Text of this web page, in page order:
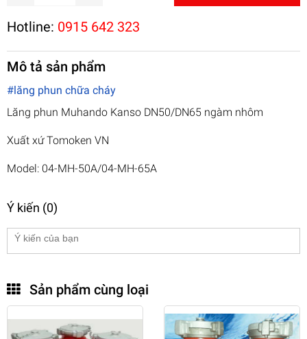
Hotline: 0915 642 323
Mô tả sản phẩm
#lăng phun chữa cháy
Lăng phun Muhando Kanso DN50/DN65 ngàm nhôm
Xuất xứ Tomoken VN
Model: 04-MH-50A/04-MH-65A
Ý kiến (0)
Sản phẩm cùng loại